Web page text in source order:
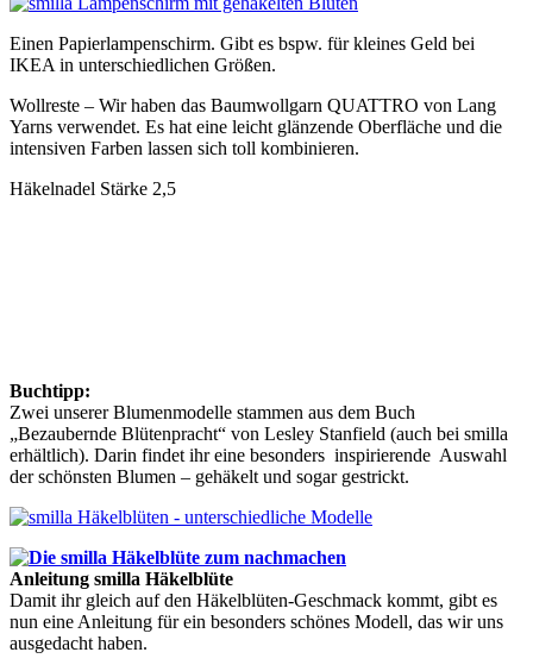
Einen Papierlampenschirm. Gibt es bspw. für kleines Geld bei
IKEA in unterschiedlichen Größen.
Wollreste – Wir haben das Baumwollgarn QUATTRO von Lang
Yarns verwendet. Es hat eine leicht glänzende Oberfläche und die
intensiven Farben lassen sich toll kombinieren.
Häkelnadel Stärke 2,5
Buchtipp:
Zwei unserer Blumenmodelle stammen aus dem Buch
„Bezaubernde Blütenpracht“ von Lesley Stanfield (auch bei smilla
erhältlich). Darin findet ihr eine besonders inspirierende Auswahl
der schönsten Blumen – gehäkelt und sogar gestrickt.
Anleitung smilla Häkelblüte
Damit ihr gleich auf den Häkelblüten-Geschmack kommt, gibt es
nun eine Anleitung für ein besonders schönes Modell, das wir uns
ausgedacht haben.